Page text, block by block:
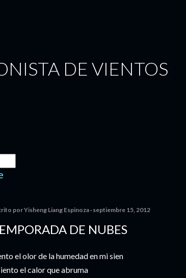
DE VIENTOS
porYisheng Liang Espinoza septiembre 15, 2012
DE NUBES
el olor de la humedad en mi sien
el calor que abruma